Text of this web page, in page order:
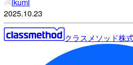
2025.10.23
クラスメソッド株